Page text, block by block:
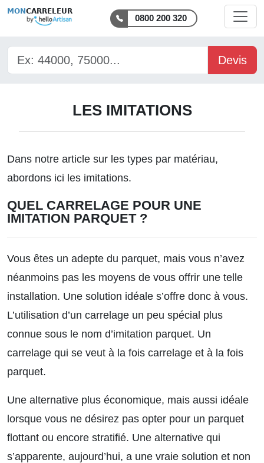
MON CARRELEUR
0800 200 320
Devis
LES IMITATIONS
Dans notre article sur les types par matériau,
abordons ici les imitations.
QUEL CARRELAGE POUR UNE
IMITATION PARQUET ?
Vous êtes un adepte du parquet, mais vous n’avez
néanmoins pas les moyens de vous offrir une telle
installation. Une solution idéale s’offre donc à vous.
L’utilisation d’un carrelage un peu spécial plus
connue sous le nom d’imitation parquet. Un
carrelage qui se veut à la fois carrelage et à la fois
parquet.
Une alternative plus économique, mais aussi idéale
lorsque vous ne désirez pas opter pour un parquet
flottant ou encore stratifié. Une alternative qui
s’apparente, aujourd’hui, a une vraie solution et non